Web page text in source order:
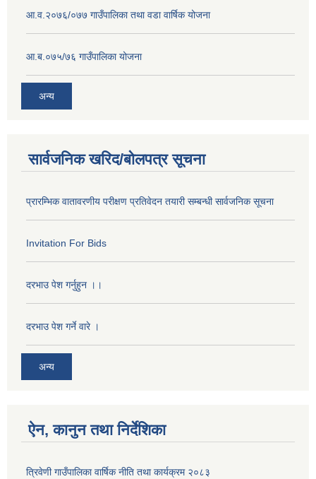
आ.व.२०७६/०७७ गाउँपालिका तथा वडा वार्षिक योजना
आ.ब.०७५/७६ गाउँपालिका योजना
अन्य
सार्वजनिक खरिद/बोलपत्र सूचना
प्रारम्भिक वातावरणीय परीक्षण प्रतिवेदन तयारी सम्बन्धी सार्वजनिक सूचना
Invitation For Bids
दरभाउ पेश गर्नुहुन ।।
दरभाउ पेश गर्ने वारे ।
अन्य
ऐन, कानुन तथा निर्देशिका
त्रिवेणी गाउँपालिका वार्षिक नीति तथा कार्यक्रम २०८३